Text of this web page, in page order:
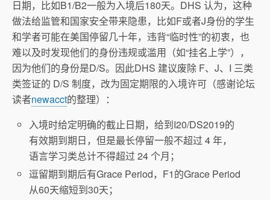
日期，比如B1/B2一般为入境后180天。DHS 认为，这种
做法给监管和国家安全带来隐患，比如F或者J身份的学生
和学者可能在美国停留几十年，违背“临时性”的初衷，也
难以及时发现他们的身份违规或滥用（如“挂名上学”），
因为他们的身份是D/S。因此DHS 建议废除 F、J、I 三类
类签证的 D/S 制度，改为固定期限的入境许可（感谢论坛
读者newacct的整理）：
入境时给定明确的截止日期，给到I20/DS2019的
有效期到期日，但是最长停留一般不超过 4 年，
语言学习类总计不得超过 24 个月；
逗留期到期后有Grace Period，F1的Grace Period
从60天缩短到30天；